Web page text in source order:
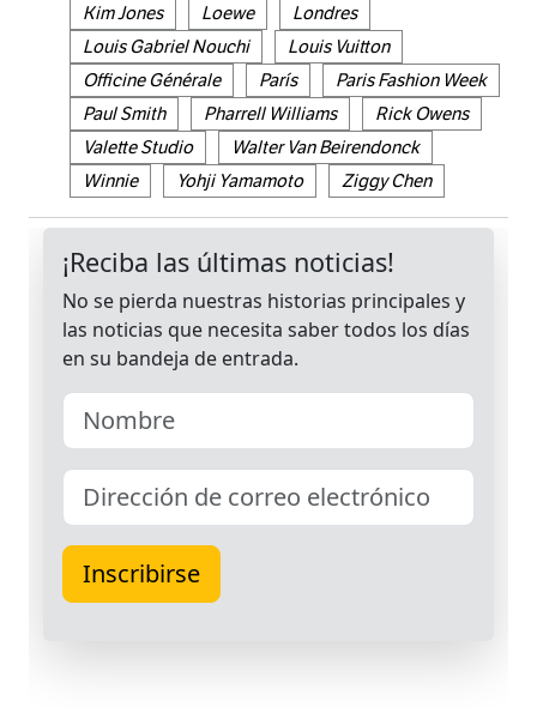
Kim Jones
Loewe
Londres
Louis Gabriel Nouchi
Louis Vuitton
Officine Générale
París
Paris Fashion Week
Paul Smith
Pharrell Williams
Rick Owens
Valette Studio
Walter Van Beirendonck
Winnie
Yohji Yamamoto Ziggy Chen